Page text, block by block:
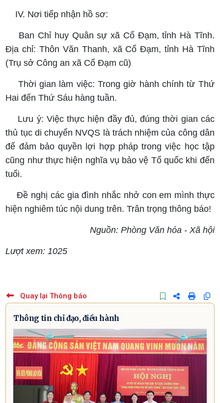
IV. Nơi tiếp nhận hồ sơ:
Ban Chỉ huy Quân sự xã Cổ Đạm, tỉnh Hà Tĩnh.
Địa chỉ: Thôn Văn Thanh, xã Cổ Đạm, tỉnh Hà Tĩnh
(Trụ sở Công an xã Cổ Đạm cũ)
Thời gian làm việc: Trong giờ hành chính từ Thứ
Hai đến Thứ Sáu hàng tuần.
Lưu ý: Việc thực hiện đầy đủ, đúng thời gian các
thủ tục di chuyển NVQS là trách nhiệm của công dân
để đảm bảo quyền lợi hợp pháp trong việc học tập
cũng như thực hiện nghĩa vụ bảo vệ Tổ quốc khi đến
tuổi.
Đề nghị các gia đình nhắc nhở con em mình thực
hiện nghiêm túc nội dung trên. Trân trọng thông báo!
Nguồn: Phòng Văn hóa - Xã hội
Lượt xem: 1025
Quay lại Thông báo
Thông tin chỉ đạo, điều hành